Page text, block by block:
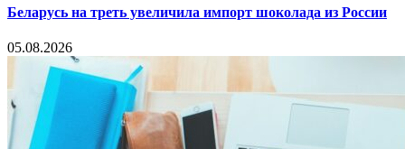
Беларусь на треть увеличила импорт шоколада из России
05.08.2026